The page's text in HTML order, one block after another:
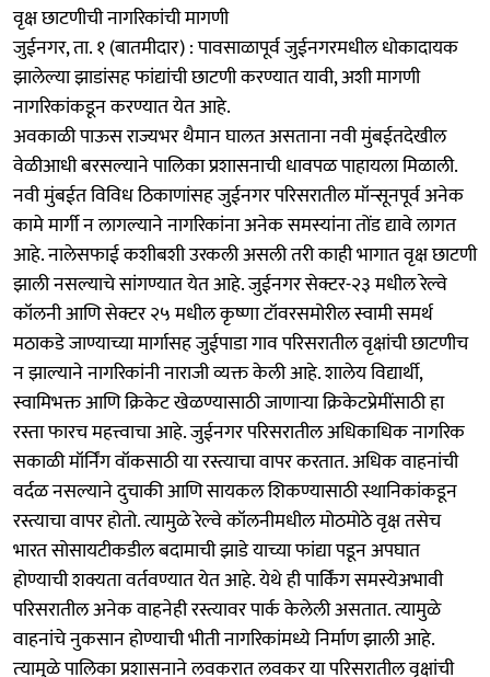
वृक्ष छाटणीची नागरिकांची मागणी
जुईनगर, ता. १ (बातमीदार) : पावसाळापूर्व जुईनगरमधील धोकादायक
झालेल्या झाडांसह फांद्यांची छाटणी करण्यात यावी, अशी मागणी
नागरिकांकडून करण्यात येत आहे.
अवकाळी पाऊस राज्यभर थैमान घालत असताना नवी मुंबईतदेखील
वेळीआधी बरसल्याने पालिका प्रशासनाची धावपळ पाहायला मिळाली.
नवी मुंबईत विविध ठिकाणांसह जुईनगर परिसरातील मॉन्सूनपूर्व अनेक
कामे मार्गी न लागल्याने नागरिकांना अनेक समस्यांना तोंड द्यावे लागत
आहे. नालेसफाई कशीबशी उरकली असली तरी काही भागात वृक्ष छाटणी
झाली नसल्याचे सांगण्यात येत आहे. जुईनगर सेक्टर-२३ मधील रेल्वे
कॉलनी आणि सेक्टर २५ मधील कृष्णा टॉवरसमोरील स्वामी समर्थ
मठाकडे जाण्याच्या मार्गासह जुईपाडा गाव परिसरातील वृक्षांची छाटणीच
न झाल्याने नागरिकांनी नाराजी व्यक्त केली आहे. शालेय विद्यार्थी,
स्वामिभक्त आणि क्रिकेट खेळण्यासाठी जाणाऱ्या क्रिकेटप्रेमींसाठी हा
रस्ता फारच महत्त्वाचा आहे. जुईनगर परिसरातील अधिकाधिक नागरिक
सकाळी मॉर्निंग वॉकसाठी या रस्त्याचा वापर करतात. अधिक वाहनांची
वर्दळ नसल्याने दुचाकी आणि सायकल शिकण्यासाठी स्थानिकांकडून
रस्त्याचा वापर होतो. त्यामुळे रेल्वे कॉलनीमधील मोठमोठे वृक्ष तसेच
भारत सोसायटीकडील बदामाची झाडे याच्या फांद्या पडून अपघात
होण्याची शक्यता वर्तवण्यात येत आहे. येथे ही पार्किंग समस्येअभावी
परिसरातील अनेक वाहनेही रस्त्यावर पार्क केलेली असतात. त्यामुळे
वाहनांचे नुकसान होण्याची भीती नागरिकांमध्ये निर्माण झाली आहे.
त्‍यामुळे पालिका प्रशासनाने लवकरात लवकर या परिसरातील वृक्षांची